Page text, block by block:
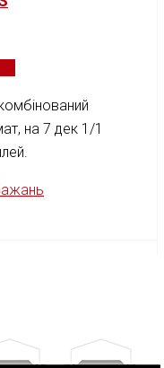
на 7 дек 1/1